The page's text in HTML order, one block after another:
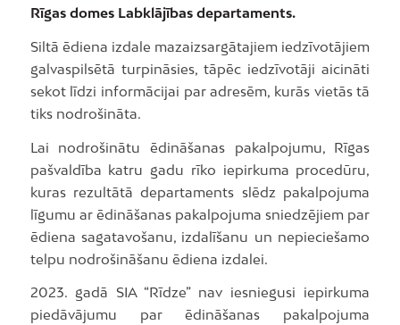
Rīgas domes Labklājības departaments.
Siltā ēdiena izdale mazaizsargātajiem iedzīvotājiem
galvaspilsētā turpināsies, tāpēc iedzīvotāji aicināti
sekot līdzi informācijai par adresēm, kurās vietās tā
tiks nodrošināta.
Lai nodrošinātu ēdināšanas pakalpojumu, Rīgas
pašvaldība katru gadu rīko iepirkuma procedūru,
kuras rezultātā departaments slēdz pakalpojuma
līgumu ar ēdināšanas pakalpojuma sniedzējiem par
ēdiena sagatavošanu, izdalīšanu un nepieciešamo
telpu nodrošināšanu ēdiena izdalei.
2023. gadā SIA “Rīdze” nav iesniegusi iepirkuma
piedāvājumu par ēdināšanas pakalpojuma